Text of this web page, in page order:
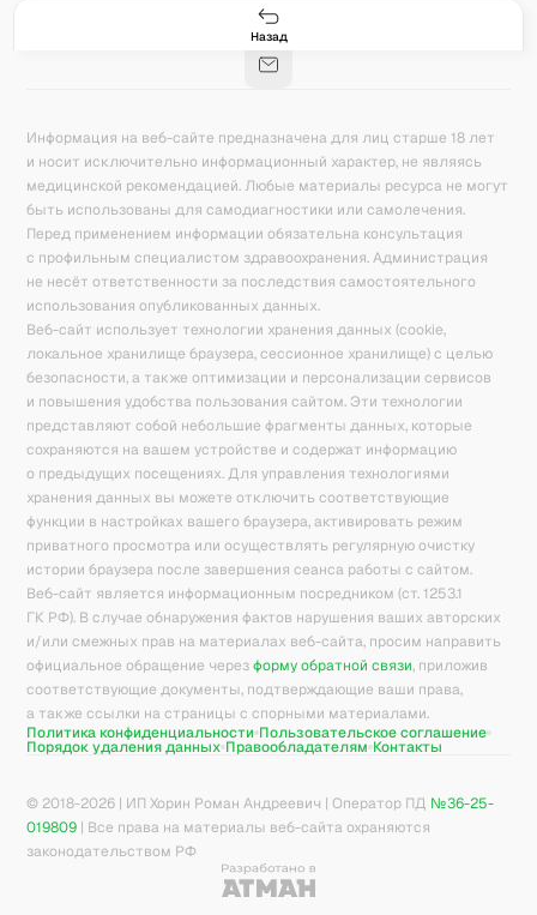
Назад
171
Калькулятор калорий
Информация на веб-сайте предназначена для лиц старше 18 лет
и носит исключительно информационный характер, не являясь
медицинской рекомендацией. Любые материалы ресурса не могут
быть использованы для самодиагностики или самолечения.
Перед применением информации обязательна консультация
с профильным специалистом здравоохранения. Администрация
не несёт ответственности за последствия самостоятельного
использования опубликованных данных.
Веб-сайт использует технологии хранения данных (cookie,
локальное хранилище браузера, сессионное хранилище) с целью
безопасности, а также оптимизации и персонализации сервисов
и повышения удобства пользования сайтом. Эти технологии
представляют собой небольшие фрагменты данных, которые
сохраняются на вашем устройстве и содержат информацию
о предыдущих посещениях. Для управления технологиями
хранения данных вы можете отключить соответствующие
функции в настройках вашего браузера, активировать режим
приватного просмотра или осуществлять регулярную очистку
истории браузера после завершения сеанса работы с сайтом.
Веб-сайт является информационным посредником (ст. 1253.1
ГК РФ). В случае обнаружения фактов нарушения ваших авторских
и/или смежных прав на материалах веб-сайта, просим направить
официальное обращение через форму обратной связи, приложив
соответствующие документы, подтверждающие ваши права,
а также ссылки на страницы с спорными материалами.
Политика конфиденциальности Пользовательское соглашение
Порядок удаления данных Правообладателям Контакты
© 2018-2026 | ИП Хорин Роман Андреевич | Оператор ПД №36-25-
019809 | Все права на материалы веб-сайта охраняются
законодательством РФ